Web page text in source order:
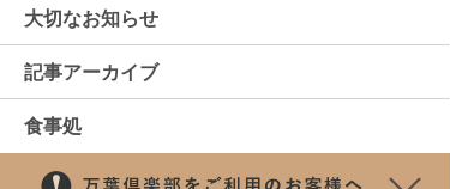
大切なお知らせ
記事アーカイブ
食事処